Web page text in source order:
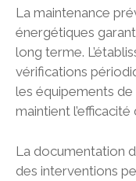
La maintenance
énergétiques
long terme.
vérifications
les équipements
maintient
La documentation
des interventions